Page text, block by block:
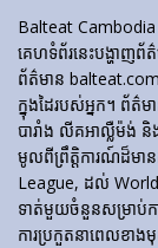
Balteat
គេហទំព័រ​នេះ​បង្ហាញ​ព័
ព័ត៌មាន
ក្នុងដៃរបស់អ្នក។ ព័
បារាំង លីគអាល្លឺម៉ង់ និ
មូលពីព្រឹត្តិការណ៍ដ៏មា
League, ដល់
ទាត់មួយចំនួនសម្រាប់ក
ការប្រកួតនាពេលខា